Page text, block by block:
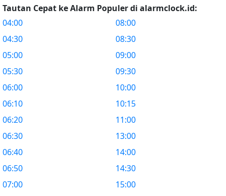
Tautan Cepat ke Alarm Populer di alarmclock.id:
04:00
04:30
05:00
05:30
06:00
06:10
06:20
06:30
06:40
06:50
07:00
08:00
08:30
09:00
09:30
10:00
10:15
11:00
13:00
14:00
14:30
15:00